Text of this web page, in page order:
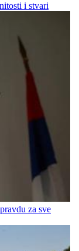
i stvari
za sve